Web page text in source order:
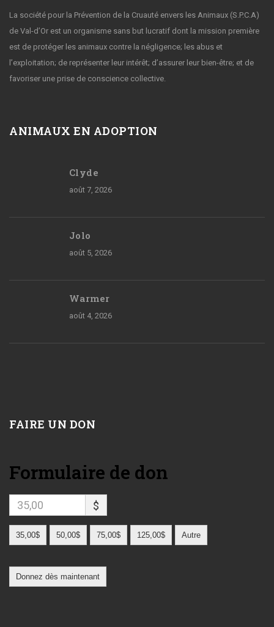
La société pour la Prévention de la Cruauté envers les Animaux (S.P.C.A)
de Val-d’Or est un organisme sans but lucratif dont la mission première
est de protéger les animaux contre la négligence; les abus et
l’exploitation; de représenter leur intérêt; d’assurer leur bien-être; et de
favoriser une prise de conscience collective.
ANIMAUX EN ADOPTION
Clyde
août 7, 2026
Jolo
août 5, 2026
Warmer
août 4, 2026
FAIRE UN DON
Formulaire de don
$
35,00$ 50,00$ 75,00$ 125,00$ Autre
Donnez dès maintenant